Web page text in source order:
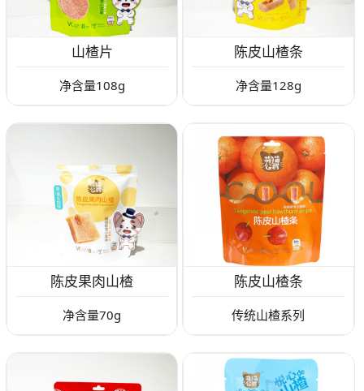
山楂片
净含量108g
陈皮山楂条
净含量128g
陈皮果肉山楂
净含量70g
陈皮山楂条
传统山楂系列